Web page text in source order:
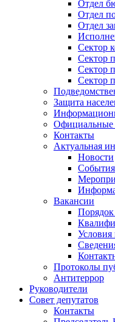
Отдел
Отдел
Отдел
Сектор
Сектор
Сектор
Сектор
Защита
Официальные
Контакты
Актуальная
Новости
События
Вакансии
Условия
Протоколы
Антитеррор
Руководители
Совет депутатов
Контакты